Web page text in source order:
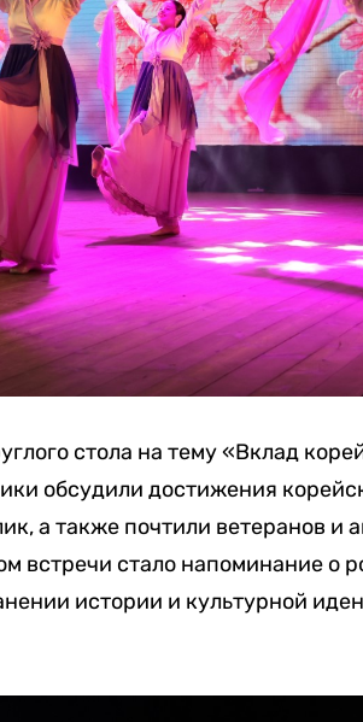
стола на тему «Вклад
обсудили достижения
а также почтили ветеранов и
встречи стало напоминание о
истории и культурной